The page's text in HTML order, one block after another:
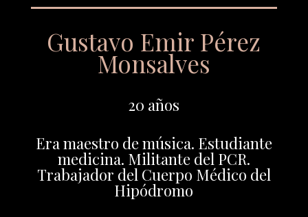
Gustavo Emir Pérez
Monsalves
20 años
Era maestro de música. Estudiante
medicina. Militante del PCR.
Trabajador del Cuerpo Médico del
Hipódromo